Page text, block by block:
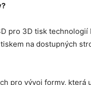
pro 3D tisk technologií
na dostupných
pro vývoj formy, která